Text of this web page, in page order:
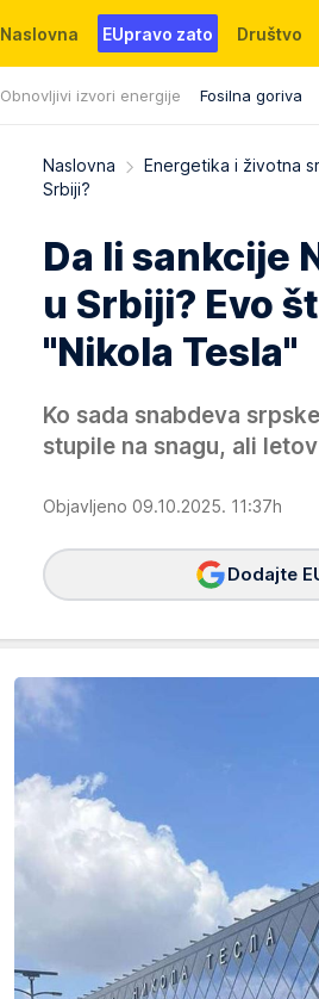
Naslovna EUpravo zato Društvo
Obnovljivi izvori energije Fosilna goriva
Događaji News WMG fondacija
Naslovna
Energetika i životna
Srbiji?
Da li sankcije
u Srbiji? Evo
"Nikola Tesla"
Ko sada snabdeva
stupile na snagu, ali
Objavljeno 09.10.2025. 11:37h
Dodajte